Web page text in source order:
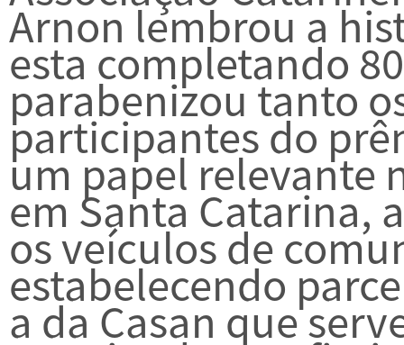
Arnon lembrou a
esta completando
parabenizou tanto
participantes do
um papel relevante
em Santa Catarina,
os veículos de
estabelecendo
a da Casan que